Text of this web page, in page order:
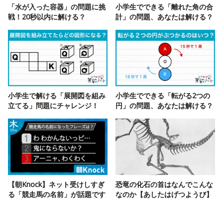
「水が入った容器」の問題に挑
戦！20秒以内に解ける？
小学生でできる「離れた角の合
計」の問題、あなたは解ける？
小学生で解ける「展開図を組み
立てる」問題にチャレンジ！
小学生でできる「転がる2つの
円」の問題、あなたは解ける？
【朝Knock】ネット受けしすぎ
る「競走馬の名前」が話題です
恐竜の化石の首はなんでこんな
なのか【あしたはげつようび】